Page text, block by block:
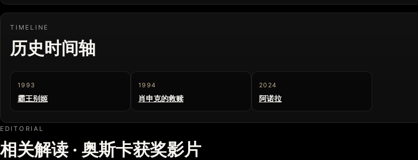
TIMELINE
历史时间轴
1993
霸王别姬
1994
肖申克的救赎
2024
阿诺拉
EDITORIAL
相关解读 · 奥斯卡获奖影片